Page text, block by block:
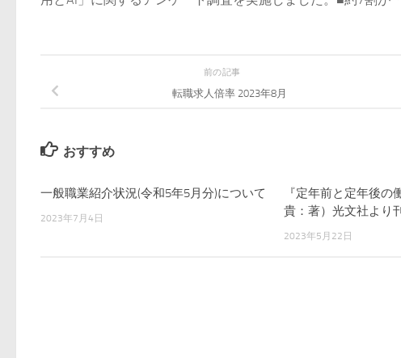
前の記事
転職求人倍率 2023年8月
おすすめ
一般職業紹介状況(令和5年5月分)について
2023年7月4日
『定年前と定年後の
貴：著）光文社より
2023年5月22日